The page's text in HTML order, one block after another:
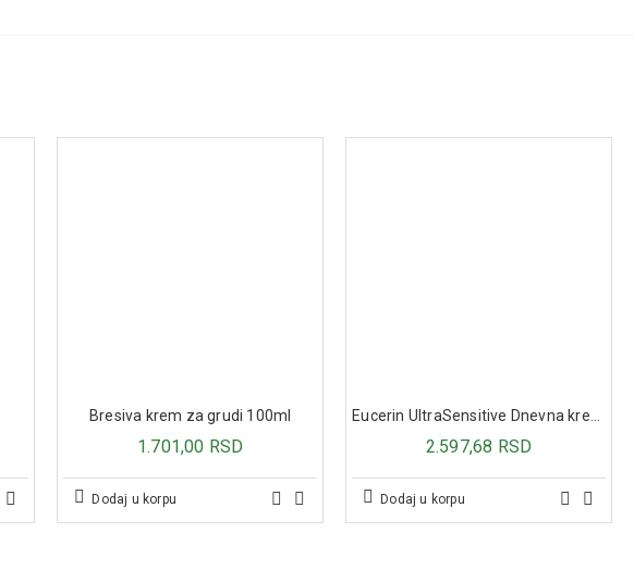
Bresiva krem za grudi 100ml
1.701,00 RSD
Dodaj u korpu
2.597,68 RSD
Dodaj u korpu